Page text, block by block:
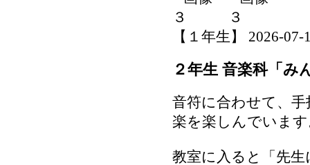
【１年生】 2026-07-
２年生 音楽科「み
音符に合わせて、
楽を楽しんでいま
教室に入ると「先